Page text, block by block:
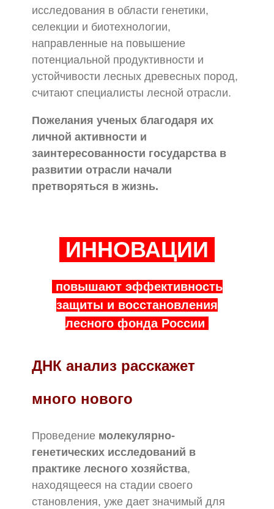
исследования в области генетики,
селекции и биотехнологии,
направленные на повышение
потенциальной продуктивности и
устойчивости лесных древесных пород,
считают специалисты лесной отрасли.
Пожелания ученых благодаря их
личной активности и
заинтересованности государства в
развитии отрасли начали
претворяться в жизнь.
ИННОВАЦИИ
повышают эффективность
защиты и восстановления
лесного фонда России
ДНК анализ расскажет
много нового
Проведение молекулярно-
генетических исследований в
практике лесного хозяйства,
находящееся на стадии своего
становления, уже дает значимый для